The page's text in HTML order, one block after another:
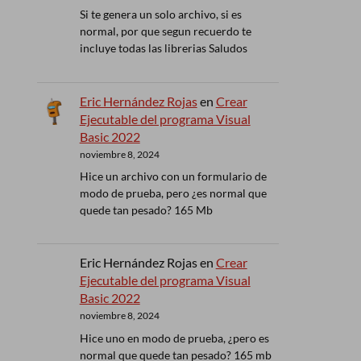
Si te genera un solo archivo, si es
normal, por que segun recuerdo te
incluye todas las librerias Saludos
Eric Hernández Rojasen Crear
Ejecutable del programa Visual
Basic 2022
noviembre 8, 2024
Hice un archivo con un formulario de
modo de prueba, pero ¿es normal que
quede tan pesado? 165 Mb
Eric Hernández Rojasen Crear
Ejecutable del programa Visual
Basic 2022
noviembre 8, 2024
Hice uno en modo de prueba, ¿pero es
normal que quede tan pesado? 165 mb